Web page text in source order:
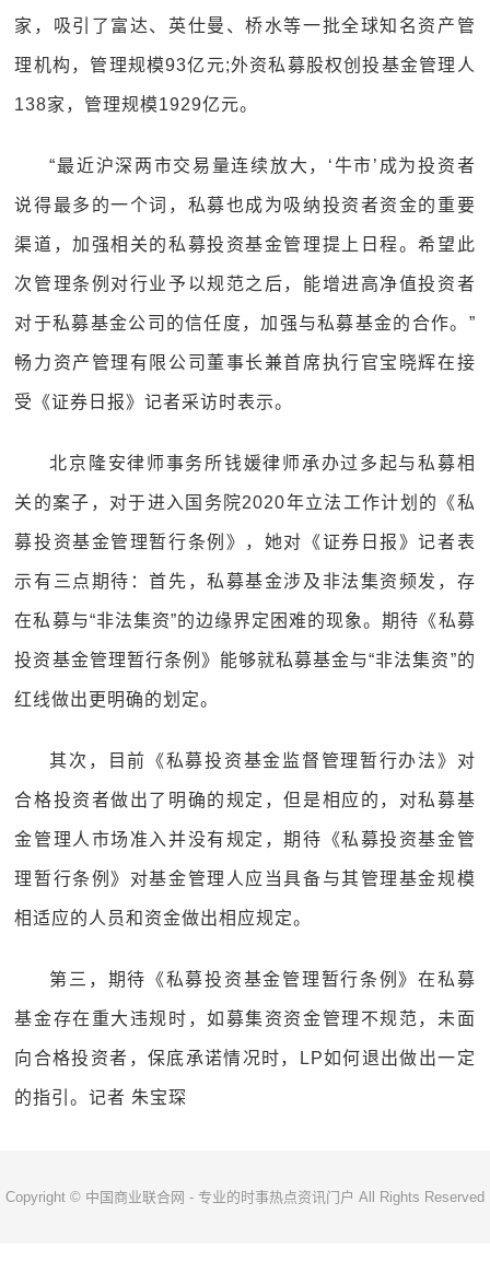
家，吸引了富达、英仕曼、桥水等一批全球知名资产管
理机构，管理规模93亿元;外资私募股权创投基金管理人
138家，管理规模1929亿元。
“最近沪深两市交易量连续放大，‘牛市’成为投资者
说得最多的一个词，私募也成为吸纳投资者资金的重要
渠道，加强相关的私募投资基金管理提上日程。希望此
次管理条例对行业予以规范之后，能增进高净值投资者
对于私募基金公司的信任度，加强与私募基金的合作。”
畅力资产管理有限公司董事长兼首席执行官宝晓辉在接
受《证券日报》记者采访时表示。
北京隆安律师事务所钱媛律师承办过多起与私募相
关的案子，对于进入国务院2020年立法工作计划的《私
募投资基金管理暂行条例》，她对《证券日报》记者表
示有三点期待：首先，私募基金涉及非法集资频发，存
在私募与“非法集资”的边缘界定困难的现象。期待《私募
投资基金管理暂行条例》能够就私募基金与“非法集资”的
红线做出更明确的划定。
其次，目前《私募投资基金监督管理暂行办法》对
合格投资者做出了明确的规定，但是相应的，对私募基
金管理人市场准入并没有规定，期待《私募投资基金管
理暂行条例》对基金管理人应当具备与其管理基金规模
相适应的人员和资金做出相应规定。
第三，期待《私募投资基金管理暂行条例》在私募
基金存在重大违规时，如募集资资金管理不规范，未面
向合格投资者，保底承诺情况时，LP如何退出做出一定
的指引。记者 朱宝琛
Copyright © 中国商业联合网 - 专业的时事热点资讯门户 All Rights Reserved